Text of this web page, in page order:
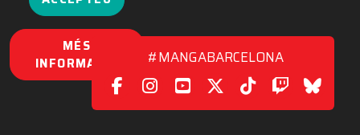
#MANGABARCELONA
MÉS
INFORMACIÓ